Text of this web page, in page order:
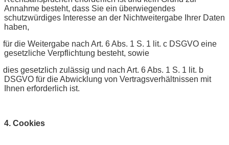
Annahme besteht, dass Sie ein überwiegendes
schutzwürdiges Interesse an der Nichtweitergabe Ihrer Daten
haben,
für die Weitergabe nach Art. 6 Abs. 1 S. 1 lit. c DSGVO eine
gesetzliche Verpflichtung besteht, sowie
dies gesetzlich zulässig und nach Art. 6 Abs. 1 S. 1 lit. b
DSGVO für die Abwicklung von Vertragsverhältnissen mit
Ihnen erforderlich ist.
4. Cookies